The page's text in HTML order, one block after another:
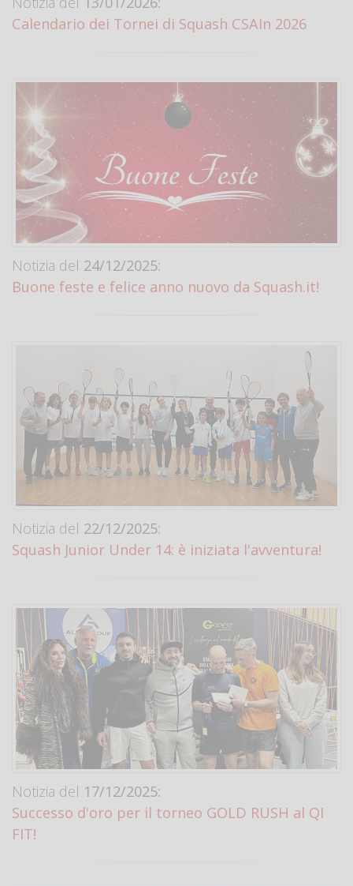
Calendario dei Tornei di Squash CSAIn 2026
Notizia del 24/12/2025:
Buone feste e felice anno nuovo da Squash.it!
Notizia del 22/12/2025:
Squash Junior Under 14: è iniziata l'avventura!
Notizia del 17/12/2025:
Successo d'oro per il torneo GOLD RUSH al QI
FIT!